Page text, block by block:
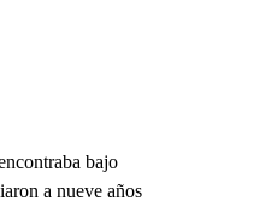
bajo
a nueve años